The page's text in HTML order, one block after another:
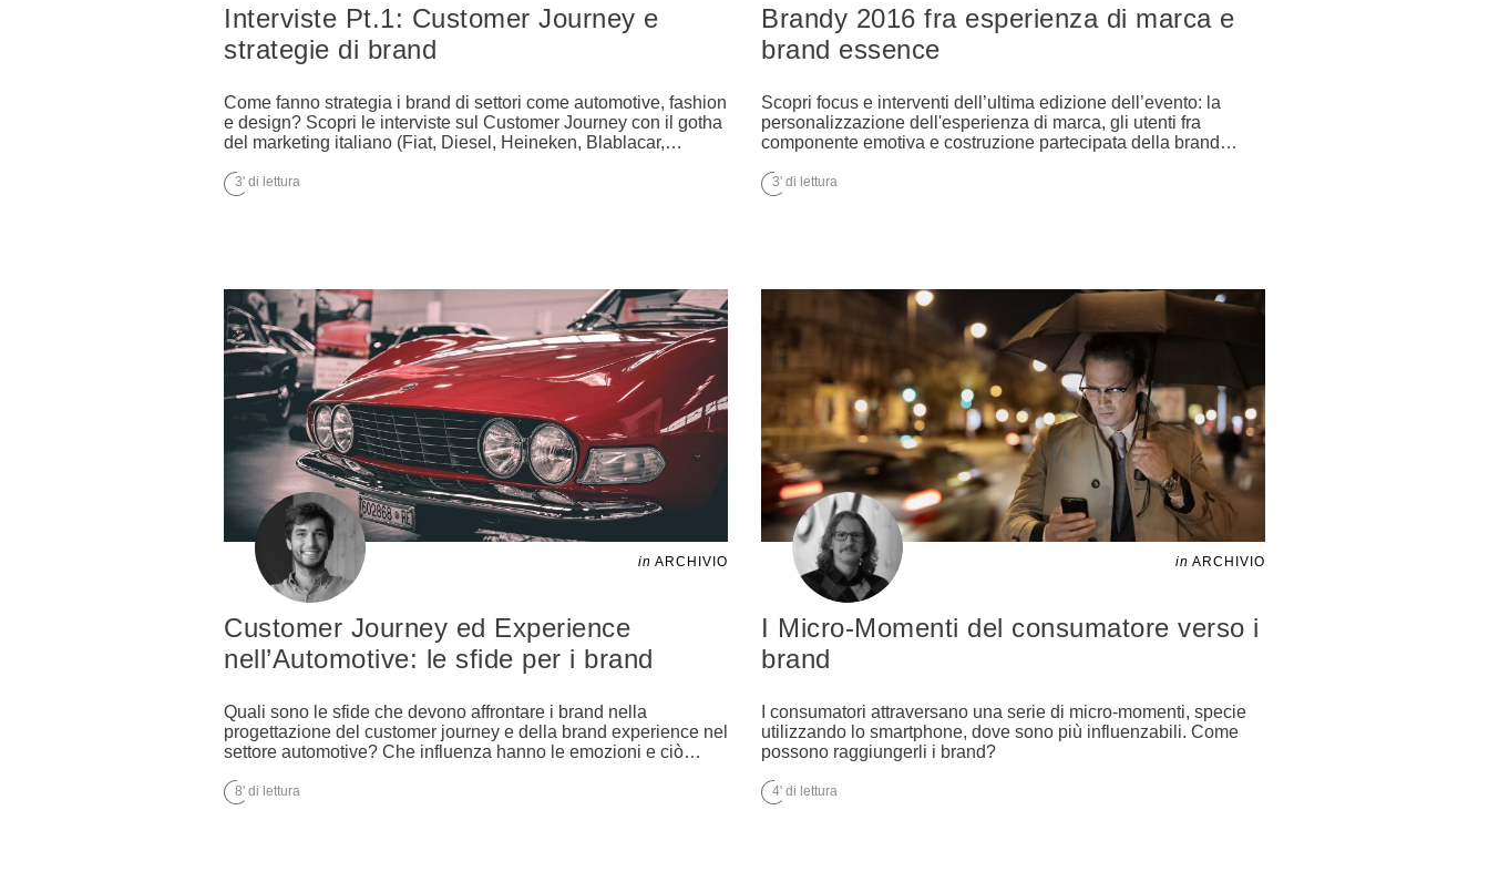
Interviste Pt.1: Customer Journey e
strategie di brand
Come fanno strategia i brand di settori come automotive, fashion
e design? Scopri le interviste sul Customer Journey con il gotha
del marketing italiano (Fiat, Diesel, Heineken, Blablacar,…
3' di lettura
Brandy 2016 fra esperienza di marca e
brand essence
Scopri focus e interventi dell’ultima edizione dell’evento: la
personalizzazione dell'esperienza di marca, gli utenti fra
componente emotiva e costruzione partecipata della brand …
3' di lettura
in ARCHIVIO
Customer Journey ed Experience
nell’Automotive: le sfide per i brand
Quali sono le sfide che devono affrontare i brand nella
progettazione del customer journey e della brand experience nel
settore automotive? Che influenza hanno le emozioni e ciò…
8' di lettura
in ARCHIVIO
I Micro-Momenti del consumatore verso i
brand
I consumatori attraversano una serie di micro-momenti, specie
utilizzando lo smartphone, dove sono più influenzabili. Come
possono raggiungerli i brand?
4' di lettura